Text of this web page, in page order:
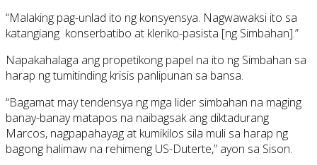
“Malaking pag-unlad ito ng konsyensya. Nagwawaksi ito sa
katangiang konserbatibo at kleriko-pasista [ng Simbahan].”
Napakahalaga ang propetikong papel na ito ng Simbahan sa
harap ng tumitinding krisis panlipunan sa bansa.
“Bagamat may tendensya ng mga lider simbahan na maging
banay-banay matapos na naibagsak ang diktadurang
Marcos, nagpapahayag at kumikilos sila muli sa harap ng
bagong halimaw na rehimeng US-Duterte,” ayon sa Sison.